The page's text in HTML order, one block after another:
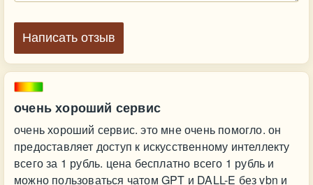
очень хороший сервис
очень хороший сервис. это мне очень помогло. он
предоставляет доступ к искусственному интеллекту
всего за 1 рубль. цена бесплатно всего 1 рубль и
можно пользоваться чатом GPT и DALL-E без vbn и
Написать отзыв